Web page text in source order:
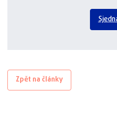
Zpět na články